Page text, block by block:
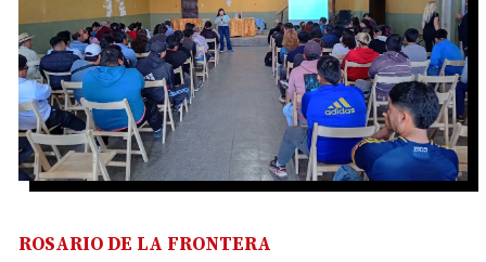
ROSARIO DE LA FRONTERA